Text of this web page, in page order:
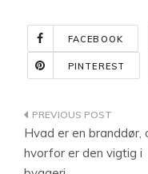
FACEBOOK
PINTEREST
Hvad er en branddør,
hvorfor er den vigtig i